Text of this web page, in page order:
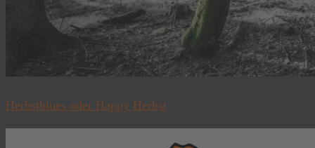
Herbstblues oder Happy Herbst